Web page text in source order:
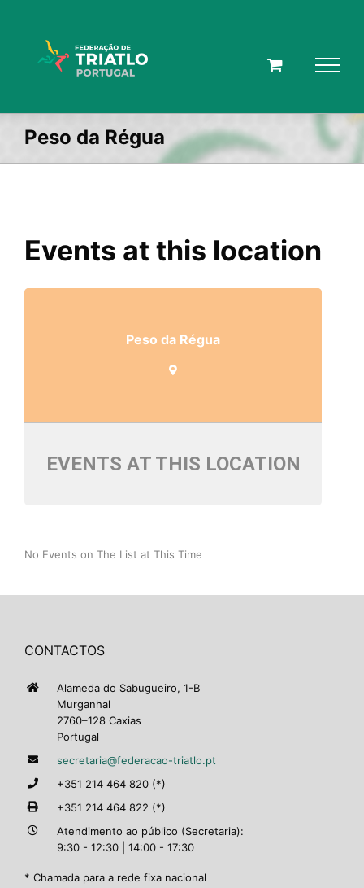
Peso da Régua
Events at this location
Peso da Régua
EVENTS AT THIS LOCATION
No Events on The List at This Time
CONTACTOS
Alameda do Sabugueiro, 1-B
Murganhal
2760–128 Caxias
Portugal
secretaria@federacao-triatlo.pt
+351 214 464 820 (*)
+351 214 464 822 (*)
Atendimento ao público (Secretaria):
9:30 - 12:30 | 14:00 - 17:30
* Chamada para a rede fixa nacional